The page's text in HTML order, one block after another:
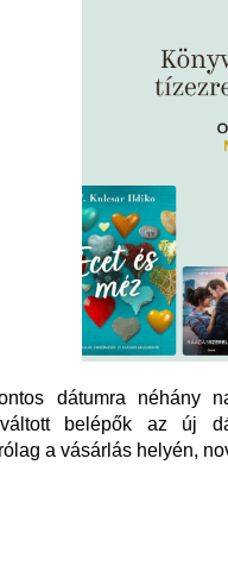
dátumra néhány
belépők az új
a vásárlás helyén,